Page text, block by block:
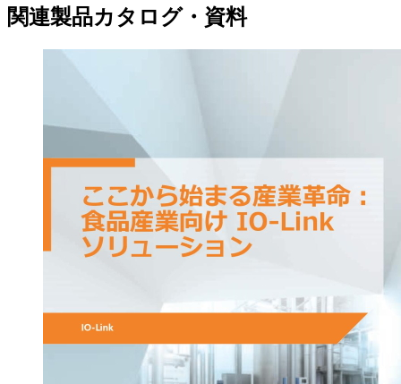
関連製品カタログ・資料